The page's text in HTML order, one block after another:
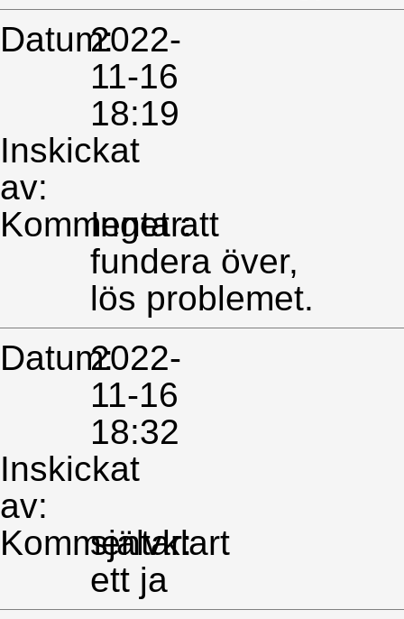
Datum:2022-
11-16
18:19
Inskickat
av:
Kommentar:
Inget att
fundera över,
lös problemet.
Datum:2022-
11-16
18:32
Inskickat
av:
Kommentar:
självklart
ett ja